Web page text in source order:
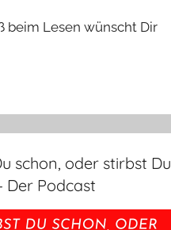
beim Lesen wünscht Dir
schon, oder stirbst Du
Der Podcast